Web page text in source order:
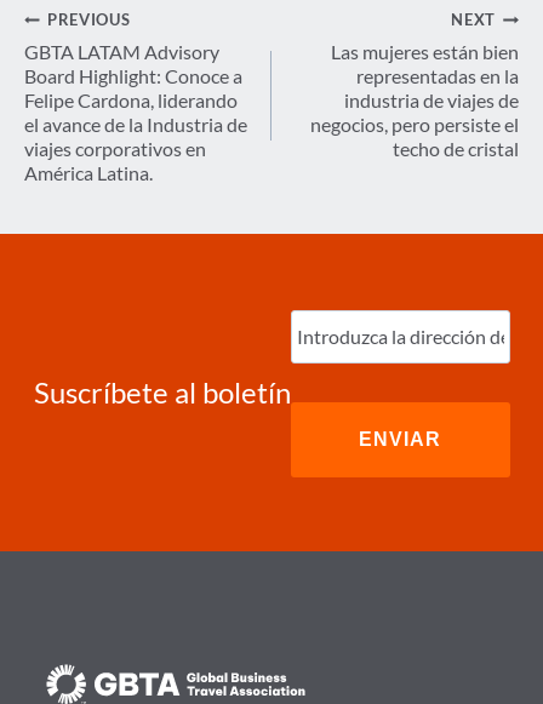
Navegación
de
entradas
PREVIOUS
GBTA LATAM Advisory
Board Highlight: Conoce a
Felipe Cardona, liderando
el avance de la Industria de
viajes corporativos en
América Latina.
NEXT
Las mujeres están bien
representadas en la
industria de viajes de
negocios, pero persiste el
techo de cristal
Suscríbete al boletín
Ingrese
correo
electrónico